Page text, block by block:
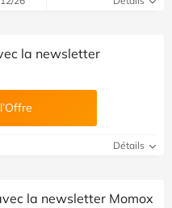
la newsletter
Détails
la newsletter Momox